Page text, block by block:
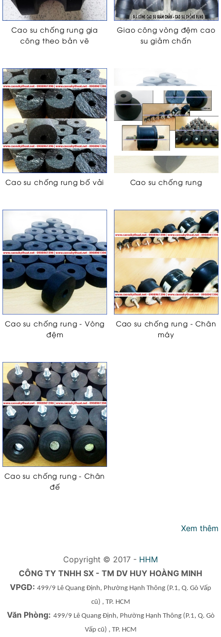
Cao su chống rung gia
công theo bản vẽ
Giao công vòng đệm cao
su giảm chấn
Cao su chống rung bố vải Cao su chống rung
Cao su chống rung - Vòng
đệm
Cao su chống rung - Chân
máy
Cao su chống rung - Chân
đế
Xem thêm
Copyright © 2017 - HHM
CÔNG TY TNHH SX - TM DV HUY HOÀNG MINH
VPGD: 499/9 Lê Quang Định, Phường Hạnh Thông (P.1, Q. Gò Vấp
cũ) , TP. HCM
Văn Phòng: 499/9 Lê Quang Định, Phường Hạnh Thông(P.1, Q. Gò
Vấp cũ) , TP. HCM